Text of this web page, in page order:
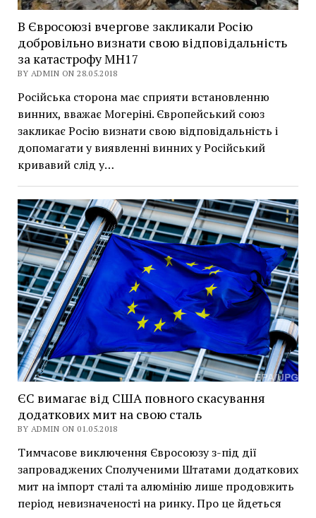
В Євросоюзі вчергове закликали Росію
добровільно визнати свою відповідальність
за катастрофу МН17
BY ADMIN ON 28.05.2018
Російська сторона має сприяти встановленню
винних, вважає Могеріні. Європейський союз
закликає Росію визнати свою відповідальність і
допомагати у виявленні винних у Російський
кривавий слід у…
ЄС вимагає від США повного скасування
додаткових мит на свою сталь
BY ADMIN ON 01.05.2018
Тимчасове виключення Євросоюзу з-під дії
запроваджених Сполученими Штатами додаткових
мит на імпорт сталі та алюмінію лише продовжить
період невизначеності на ринку. Про це йдеться